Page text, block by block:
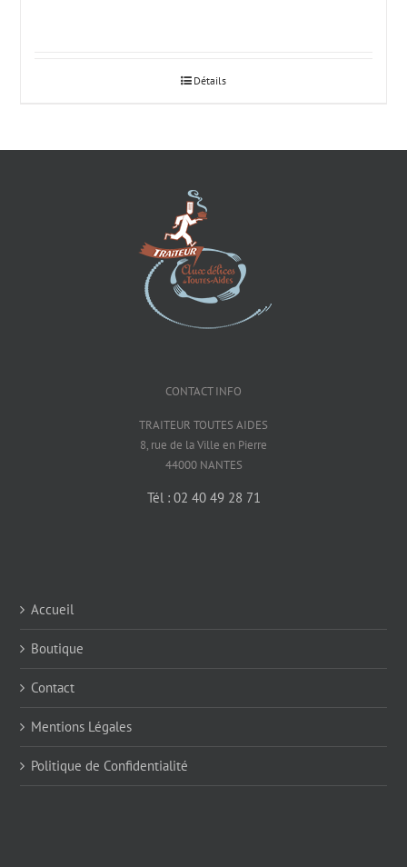
Détails
CONTACT INFO
TRAITEUR TOUTES AIDES
8, rue de la Ville en Pierre
44000 NANTES
Tél : 02 40 49 28 71
Accueil
Boutique
Contact
Mentions Légales
Politique de Confidentialité